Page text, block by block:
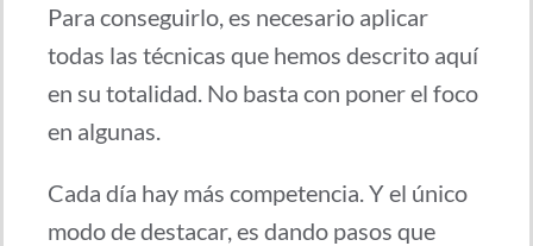
Para conseguirlo, es necesario aplicar
todas las técnicas que hemos descrito aquí
en su totalidad. No basta con poner el foco
en algunas.
Cada día hay más competencia. Y el único
modo de destacar, es dando pasos que